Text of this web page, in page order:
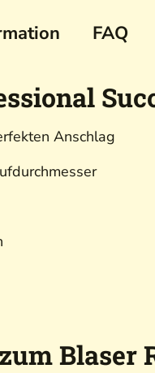
FAQ
Anschlag
Blaser